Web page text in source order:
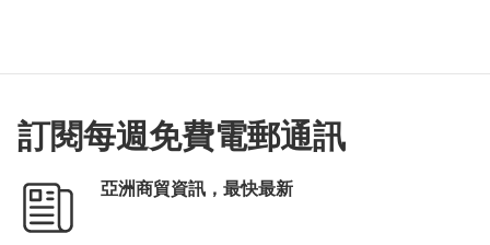
訂閱每週免費電郵通訊
亞洲商貿資訊，最快最新